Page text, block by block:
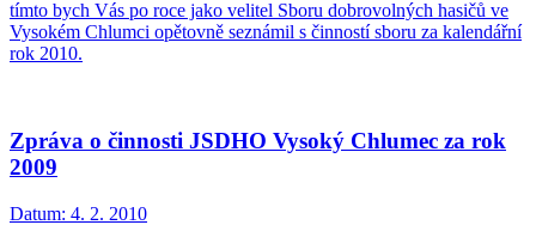
tímto bych Vás po roce jako velitel Sboru dobrovolných hasičů ve
Vysokém Chlumci opětovně seznámil s činností sboru za kalendářní
rok 2010.
Zpráva o činnosti JSDHO Vysoký Chlumec za rok
2009
Datum: 4. 2. 2010